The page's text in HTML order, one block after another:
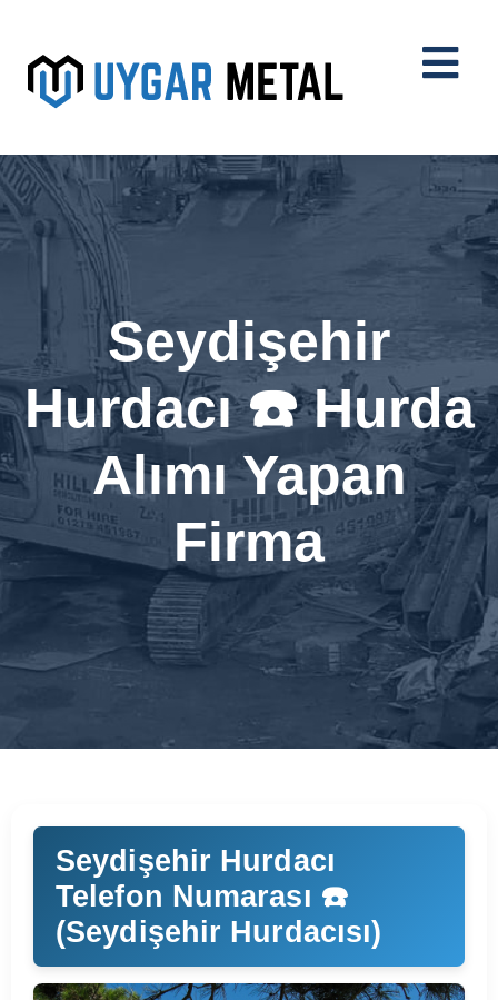
Seydişehir
Hurdacı ☎️ Hurda
Alımı Yapan
Firma
Seydişehir Hurdacı
Telefon Numarası ☎️
(Seydişehir Hurdacısı)